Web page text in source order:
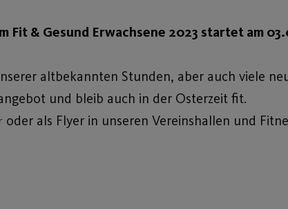
Fit & Gesund Erwachsene 2023 startet am
altbekannten Stunden, aber auch viele
und bleib auch in der Osterzeit fit.
oder als Flyer in unseren Vereinshallen und